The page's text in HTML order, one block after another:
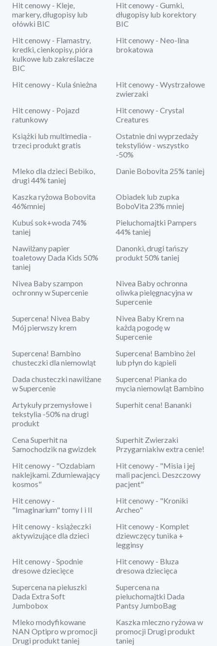
Hit cenowy - Kleje,
markery, długopisy lub
ołówki BIC
Hit cenowy - Gumki,
długopisy lub korektory
BIC
Hit cenowy - Flamastry,
kredki, cienkopisy, pióra
kulkowe lub zakreślacze
BIC
Hit cenowy - Neo-lina
brokatowa
Hit cenowy - Kula śnieżna
Hit cenowy - Wystrzałowe
zwierzaki
Hit cenowy - Pojazd
ratunkowy
Hit cenowy - Crystal
Creatures
Książki lub multimedia -
trzeci produkt gratis
Ostatnie dni wyprzedaży
tekstyliów - wszystko
-50%
Mleko dla dzieci Bebiko,
drugi 44% taniej
Danie Bobovita 25% taniej
Kaszka ryżowa Bobovita
46%mniej
Obiadek lub zupka
BoboVita 23% mniej
Kubuś sok+woda 74%
taniej
Pieluchomajtki Pampers
44% taniej
Nawilżany papier
toaletowy Dada Kids 50%
taniej
Danonki, drugi tańszy
produkt 50% taniej
Nivea Baby szampon
ochronny w Supercenie
Nivea Baby ochronna
oliwka pielęgnacyjna w
Supercenie
Supercena! Nivea Baby
Mój pierwszy krem
Nivea Baby Krem na
każdą pogodę w
Supercenie
Supercena! Bambino
chusteczki dla niemowląt
Supercena! Bambino żel
lub płyn do kąpieli
Dada chusteczki nawilżane
w Supercenie
Supercena! Pianka do
mycia niemowląt Bambino
Artykuły przemysłowe i
tekstylia -50% na drugi
produkt
Superhit cena! Bananki
Cena Superhit na
Samochodzik na gwizdek
Superhit Zwierzaki
Przygarniakiw extra cenie!
Hit cenowy - "Ozdabiam
naklejkami. Zdumiewający
kosmos"
Hit cenowy - "Misia i jej
mali pacjenci. Deszczowy
pacjent"
Hit cenowy -
"Imaginarium" tomy I i II
Hit cenowy - "Kroniki
Archeo"
Hit cenowy - książeczki
aktywizujące dla dzieci
Hit cenowy - Komplet
dziewczęcy tunika +
legginsy
Hit cenowy - Spodnie
dresowe dziecięce
Hit cenowy - Bluza
dresowa dziecięca
Supercena na pieluszki
Dada Extra Soft
Jumbobox
Supercena na
pieluchomajtki Dada
Pantsy JumboBag
Mleko modyfikowane
NAN Optipro w promocji
Drugi produkt taniej
Kaszka mleczno ryżowa w
promocji Drugi produkt
taniej